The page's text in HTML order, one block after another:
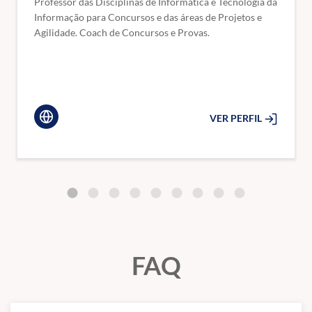
Microsoft Office 365 e 2021
Edição de textos, planilhas e apresentações no ambiente
Conceitos de proteção e segurança
outros tipos demalware. Aplicativos de segurança. Procedimentos
Informação para Concursos e das áreas de Projetos e
Agilidade. Coach de Concursos e Provas.
VER PERFIL
FAQ